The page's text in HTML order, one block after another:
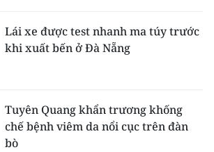
Lái xe được test nhanh ma túy trước
khi xuất bến ở Đà Nẵng
Tuyên Quang khẩn trương khống
chế bệnh viêm da nổi cục trên đàn
bò